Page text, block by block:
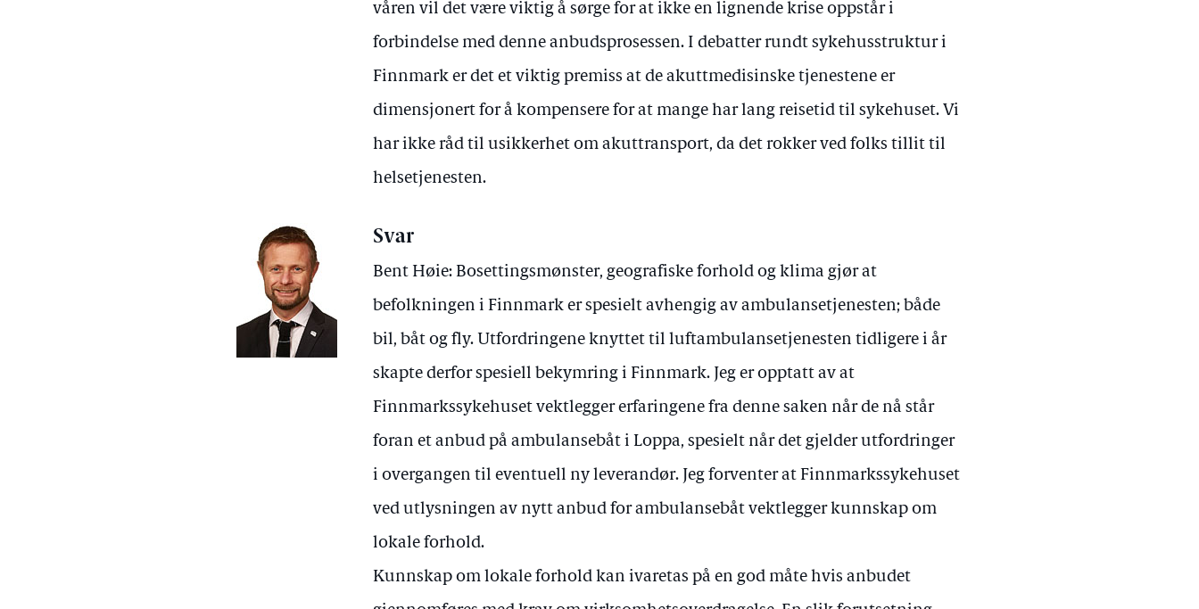
våren vil det være viktig å sørge for at ikke en lignende krise oppstår i
forbindelse med denne anbudsprosessen. I debatter rundt sykehusstruktur i
Finnmark er det et viktig premiss at de akuttmedisinske tjenestene er
dimensjonert for å kompensere for at mange har lang reisetid til sykehuset. Vi
har ikke råd til usikkerhet om akuttransport, da det rokker ved folks tillit til
helsetjenesten.
Svar
Bent Høie: Bosettingsmønster, geografiske forhold og klima gjør at
befolkningen i Finnmark er spesielt avhengig av ambulansetjenesten; både
bil, båt og fly. Utfordringene knyttet til luftambulansetjenesten tidligere i år
skapte derfor spesiell bekymring i Finnmark. Jeg er opptatt av at
Finnmarkssykehuset vektlegger erfaringene fra denne saken når de nå står
foran et anbud på ambulansebåt i Loppa, spesielt når det gjelder utfordringer
i overgangen til eventuell ny leverandør. Jeg forventer at Finnmarkssykehuset
ved utlysningen av nytt anbud for ambulansebåt vektlegger kunnskap om
lokale forhold.
Kunnskap om lokale forhold kan ivaretas på en god måte hvis anbudet